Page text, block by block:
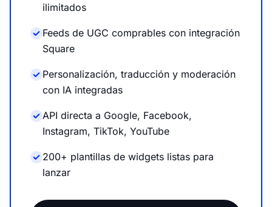
ilimitados
Feeds de UGC comprables con integración
Square
Personalización, traducción y moderación
con IA integradas
API directa a Google, Facebook,
Instagram, TikTok, YouTube
200+ plantillas de widgets listas para
lanzar